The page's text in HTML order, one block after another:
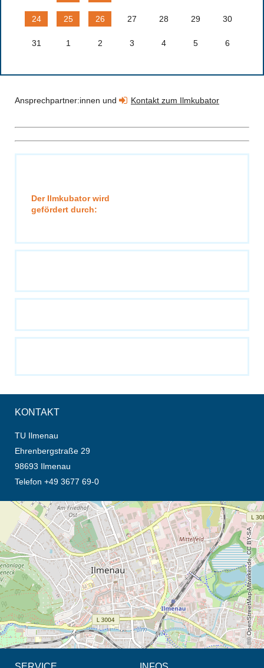
24 25 26 27 28 29 30
31 1 2 3 4 5 6
Ansprechpartner:innen und Kontakt zum Ilmkubator
Der Ilmkubator wird
gefördert durch:
KONTAKT
TU Ilmenau
Ehrenbergstraße 29
98693 Ilmenau
Telefon +49 3677 69-0
Öffnet die Anfahrtsbeschreibung in neuem Tab (Karte)
© OpenStreetMap-Mitwirkende, CC BY-SA